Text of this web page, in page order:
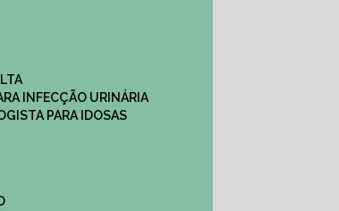
INFECÇÃO URINÁRIA
PARA IDOSAS